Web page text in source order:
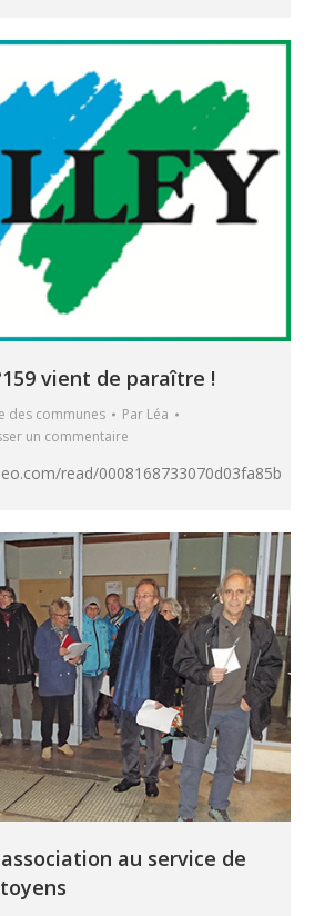
vient de paraître !
des communes Par Léa
un commentaire
read/0008168733070d03fa85b
au service de